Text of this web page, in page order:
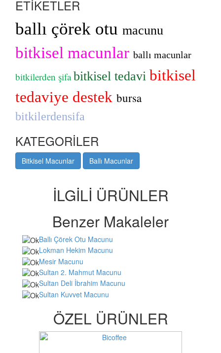
ETİKETLER
ballı çörek otu macunu
bitkisel macunlar ballı macunlar
bitkilerden şifabitkisel tedavi bitkisel
tedaviye destek bursa
bitkilerdensifa
KATEGORİLER
Bitkisel Macunlar Ballı Macunlar
İLGİLİ ÜRÜNLER
Benzer Makaleler
Ballı Çörek Otu Macunu
Lokman Hekim Macunu
Mesir Macunu
Sultan 2. Mahmut Macunu
Sultan Deli İbrahim Macunu
Sultan Kuvvet Macunu
ÖZEL ÜRÜNLER